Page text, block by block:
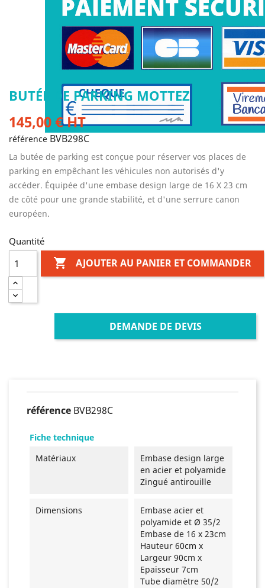
BUTÉE DE PARKING MOTTEZ
145,00 € HT
référence BVB298C
La butée de parking est conçue pour réserver vos places de
parking en empêchant les véhicules non autorisés d'y
accéder. Équipée d'une embase design large de 16 X 23 cm
de côté pour une grande stabilité, et d'une serrure canon
européen.
Quantité
 AJOUTER AU PANIER ET COMMANDER
DEMANDE DE DEVIS
référence BVB298C
Fiche technique
Matériaux
Embase design large
en acier et polyamide
Zingué antirouille
Dimensions
Embase acier et
polyamide et Ø 35/2
Embase de 16 x 23cm
Hauteur 60cm x
Largeur 90cm x
Epaisseur 7cm
Tube diamètre 50/2